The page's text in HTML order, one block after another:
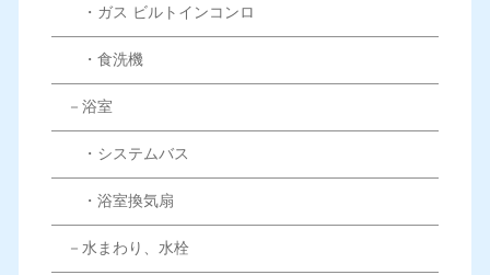
・ガス ビルトインコンロ
・食洗機
－浴室
・システムバス
・浴室換気扇
－水まわり、水栓